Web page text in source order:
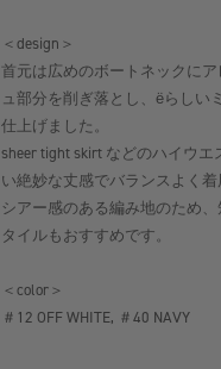
＜design＞
首元は広めのボートネックに
ュ部分を削ぎ落とし、ёらしい
仕上げました。
sheer tight skirt などのハイウ
い絶妙な丈感でバランスよく着
シアー感のある編み地のため
タイルもおすすめです。
＜color＞
＃12 OFF WHITE, ＃40 NAVY